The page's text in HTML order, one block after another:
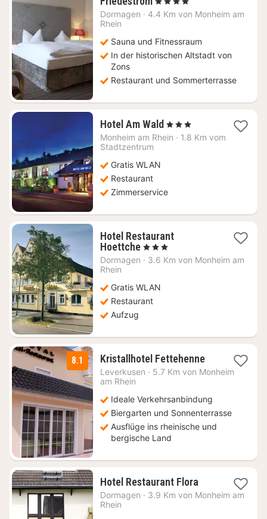
Nacht
€
Dormagen · 4.4 Km von Monheim am
Rhein
Sauna und Fitnessraum
In der historischen Altstadt von
Zons
Restaurant und Sommerterrasse
Hotel Am Wald 1
Nacht
, 3 Sterne
Monheim am Rhein · 1.8 Km vom
Stadtzentrum
Gratis WLAN
Restaurant
Zimmerservice
Hotel Restaurant
Hoettche1
Nacht
€
, 3 Sterne
Dormagen · 3.6 Km von Monheim am
Rhein
Gratis WLAN
Restaurant
Aufzug
8.1 Kristallhotel Fettehenne1
Nacht
€
Leverkusen · 5.7 Km von Monheim
am Rhein
Ideale Verkehrsanbindung
Biergarten und Sonnenterrasse
Ausflüge ins rheinische und
bergische Land
Hotel Restaurant Flora1
Nacht
Dormagen · 3.9 Km von Monheim am
Rhein